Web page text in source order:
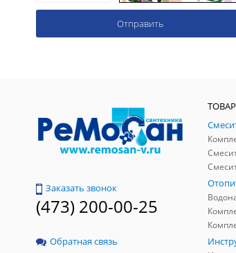
Заказать звонок
(473) 200-00-25
Обратная связь